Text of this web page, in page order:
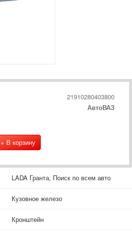
21910280403800
АвтоВАЗ
+ В корзину
LADA Гранта, Поиск по всем авто
Кузовное железо
Кронштейн